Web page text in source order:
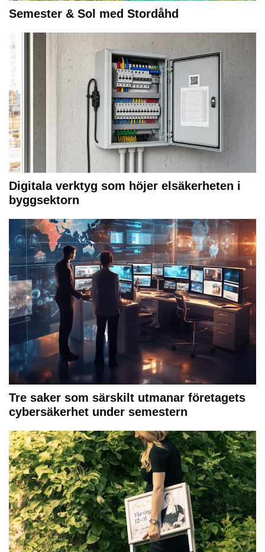
Semester & Sol med Stordåhd
Digitala verktyg som höjer elsäkerheten i
byggsektorn
Tre saker som särskilt utmanar företagets
cybersäkerhet under semestern